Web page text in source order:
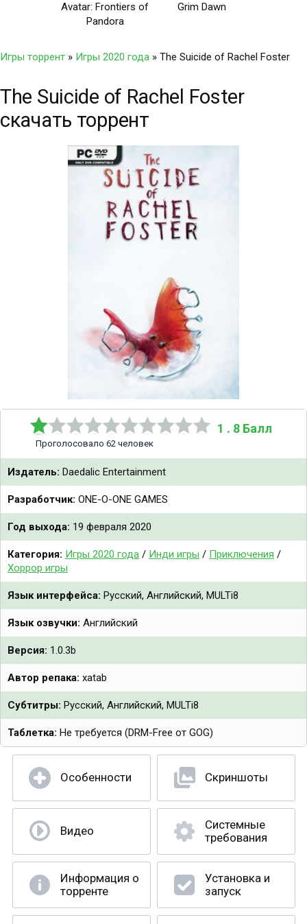
Avatar: Frontiers of
Pandora
Grim Dawn
Игры торрент » Игры 2020 года » The Suicide of Rachel Foster
The Suicide of Rachel Foster
скачать торрент
1 . 8 Балл
Проголосовало 62 человек
Издатель: Daedalic Entertainment
Разработчик: ONE-O-ONE GAMES
Год выхода: 19 февраля 2020
Категория: Игры 2020 года / Инди игры / Приключения /
Хоррор игры
Язык интерфейса: Русский, Английский, MULTi8
Язык озвучки: Английский
Версия: 1.0.3b
Автор репака: xatab
Субтитры: Русский, Английский, MULTi8
Таблетка: Не требуется (DRM-Free от GOG)
Особенности Скриншоты
Видео
Системные
требования
Информация о
торренте
Установка и
запуск